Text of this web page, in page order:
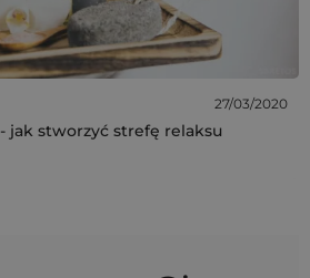
27/03/2020
jak stworzyć strefę relaksu